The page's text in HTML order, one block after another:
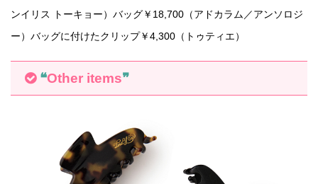
ンイリス トーキョー）バッグ￥18,700（アドカラム／アンソロジ
ー）バッグに付けたクリップ￥4,300（トゥティエ）
❝Other items❞